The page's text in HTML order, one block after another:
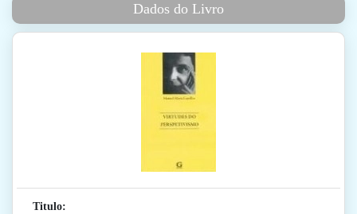
Dados do Livro
Titulo: